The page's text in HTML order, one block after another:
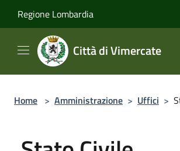
Regione Lombardia
Città di Vimercate
Home > Amministrazione > Uffici >